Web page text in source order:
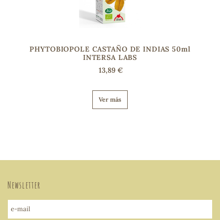
PHYTOBIOPOLE CASTAÑO DE INDIAS 50ml
INTERSA LABS
13,89 €
Ver más
Newsletter
e-mail